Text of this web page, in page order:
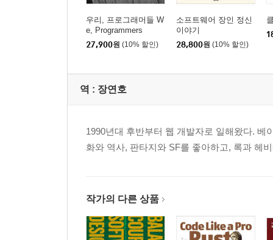
삶은 힘들다, 소프트웨어는 더 힘들다
6장 소인수
클로저 버전
자바스크립트 버전
우리, 프로그래머들 W
e, Programmers
27,900원 (10% 할인)
소프트웨어 장인 정신
이야기
28,800원 (10% 할인)
역 : 장연호
1990년대 후반부터 웹 개발자로 일해왔다.
화와 역사, 판타지와 SF를 좋아하고, 록과 헤
작가의 다른 상품